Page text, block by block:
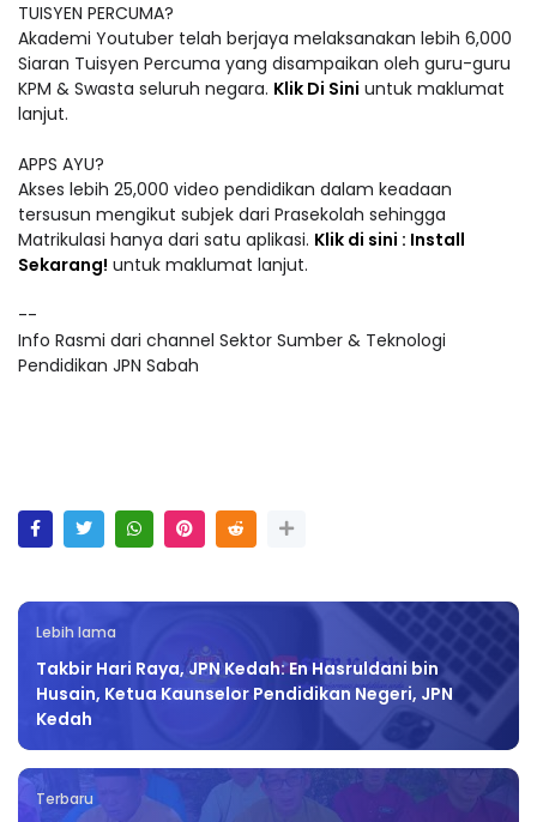
TUISYEN PERCUMA?
Akademi Youtuber telah berjaya melaksanakan lebih 6,000
Siaran Tuisyen Percuma yang disampaikan oleh guru-guru
KPM & Swasta seluruh negara. Klik Di Sini untuk maklumat
lanjut.
APPS AYU?
Akses lebih 25,000 video pendidikan dalam keadaan
tersusun mengikut subjek dari Prasekolah sehingga
Matrikulasi hanya dari satu aplikasi. Klik di sini : Install
Sekarang! untuk maklumat lanjut.
--
Info Rasmi dari channel Sektor Sumber & Teknologi
Pendidikan JPN Sabah
Lebih lama
Takbir Hari Raya, JPN Kedah: En Hasruldani bin
Husain, Ketua Kaunselor Pendidikan Negeri, JPN
Kedah
Terbaru